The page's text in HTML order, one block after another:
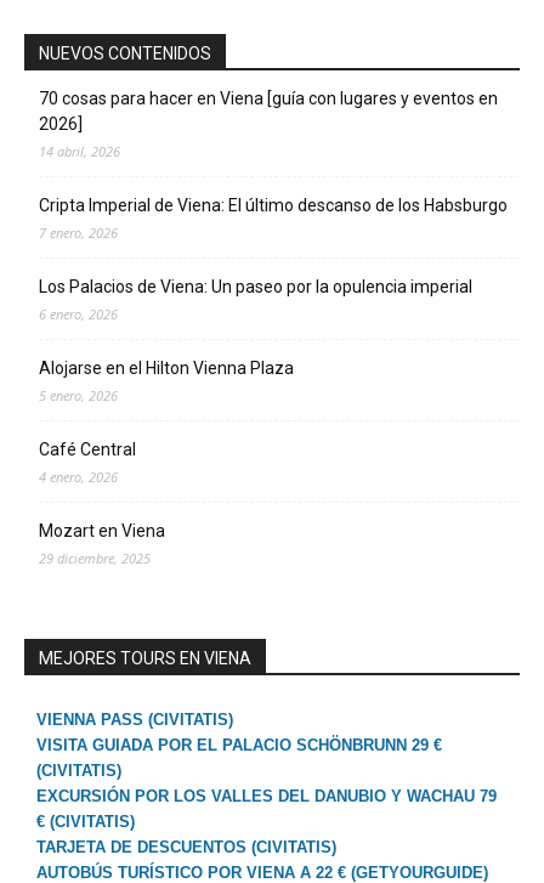
NUEVOS CONTENIDOS
70 cosas para hacer en Viena [guía con lugares y eventos en
2026]
14 abril, 2026
Cripta Imperial de Viena: El último descanso de los Habsburgo
7 enero, 2026
Los Palacios de Viena: Un paseo por la opulencia imperial
6 enero, 2026
Alojarse en el Hilton Vienna Plaza
5 enero, 2026
Café Central
4 enero, 2026
Mozart en Viena
29 diciembre, 2025
MEJORES TOURS EN VIENA
VIENNA PASS (CIVITATIS)
VISITA GUIADA POR EL PALACIO SCHÖNBRUNN 29 €
(CIVITATIS)
EXCURSIÓN POR LOS VALLES DEL DANUBIO Y WACHAU 79
€ (CIVITATIS)
TARJETA DE DESCUENTOS (CIVITATIS)
AUTOBÚS TURÍSTICO POR VIENA A 22 € (GETYOURGUIDE)